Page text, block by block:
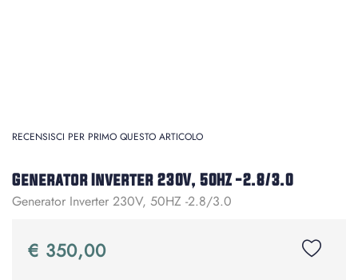
RECENSISCI PER PRIMO QUESTO ARTICOLO
Generator Inverter 230V, 50HZ -2.8/3.0
Generator Inverter 230V, 50HZ -2.8/3.0
€ 350,00